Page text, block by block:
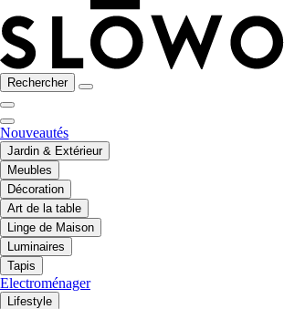
Rechercher
Nouveautés
Jardin & Extérieur
Meubles
Décoration
Art de la table
Linge de Maison
Luminaires
Tapis
Electroménager
Lifestyle